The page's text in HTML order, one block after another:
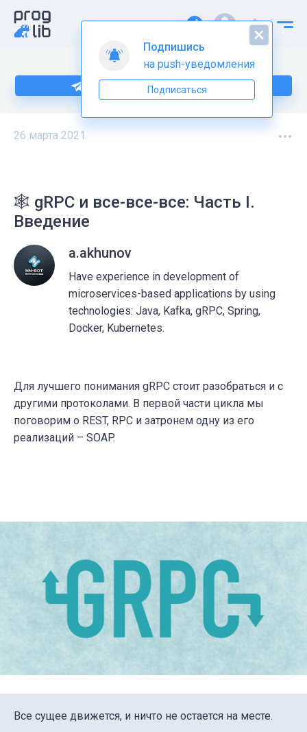
Подпишитесь на нас в Telegram
26 марта 2021
🕸 gRPC и все-все-все: Часть I.
Введение
a.akhunov
Have experience in development of
microservices-based applications by using
technologies: Java, Kafka, gRPC, Spring,
Docker, Kubernetes.
Для лучшего понимания gRPC стоит разобраться и с
другими протоколами. В первой части цикла мы
поговорим о REST, RPC и затронем одну из его
реализаций – SOAP.
Все сущее движется, и ничто не остается на месте.
Подпишись
на push-уведомления
Подписаться